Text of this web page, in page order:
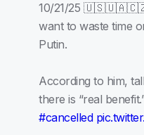
10/21/25 🇺🇸🇺🇦🇨🇿
want to waste time
Putin.
According to him,
there is “real
#cancelled